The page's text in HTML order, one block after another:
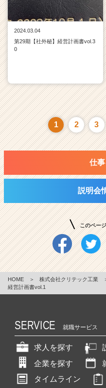
2024.03.04
第29期【社外秘】経営計画書vol.3
0
1 2 3
仕
説明会
このペー
HOME ＞ 株式会社クリテック工業
経営計画書vol.1
SERVICE 就職サービス
求人を探す
企業を探す
タイムライン